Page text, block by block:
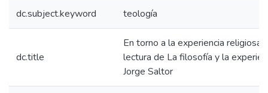
dc.subject.keyword teología
dc.title
En torno a la experiencia religiosa.
lectura de La filosofía y la
Jorge Saltor